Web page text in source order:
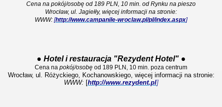
Cena na pokój/osobę od 189 PLN, 10 min. od Rynku na pieszo
Wrocław, ul. Jagiełły, więcej informacji na stronie:
WWW: [http://www.campanile-wroclaw.pl/pl/index.aspx]
● Hotel i restauracja "Rezydent Hotel" ●
Cena na pokój/osobę od 189 PLN, 10 min. poza centrum
Wrocław, ul. Różyckiego, Kochanowskiego, więcej informacji na stronie:
WWW: [http://www.rezydent.pl]